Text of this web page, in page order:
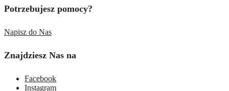
Potrzebujesz pomocy?
Napisz do Nas
Znajdziesz Nas na
Facebook
Instagram